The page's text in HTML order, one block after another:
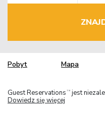
Pobyt Mapa
Guest Reservations TM jest
Dowiedz się więcej